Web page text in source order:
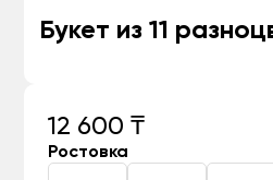
Букет из 11
12 600 ₸
Ростовка